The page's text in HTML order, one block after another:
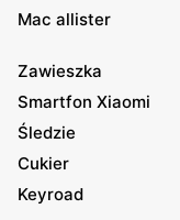
Mac allister
Zawieszka
Smartfon Xiaomi
Śledzie
Cukier
Keyroad